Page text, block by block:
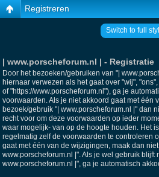
Registreren
Switch to full
| www.porscheforum.nl | - Registratie
Door het bezoeken/gebruiken van "|
hiernaar verwezen als het gaat over "wij",
of "https://www.porscheforum.nl"), ga je
voorwaarden. Als je niet akkoord gaat met één
bezoek/gebruik "| www.porscheforum.nl |" dan
recht voor om deze voorwaarden op ieder
waar mogelijk- van op de hoogte houden. Het
regelmatig zelf de voorwaarden te controleren
gaat met één van de wijzigingen, maak dan
www.porscheforum.nl |". Als je wel gebruik blijft
www.porscheforum.nl |", ga je automatisch